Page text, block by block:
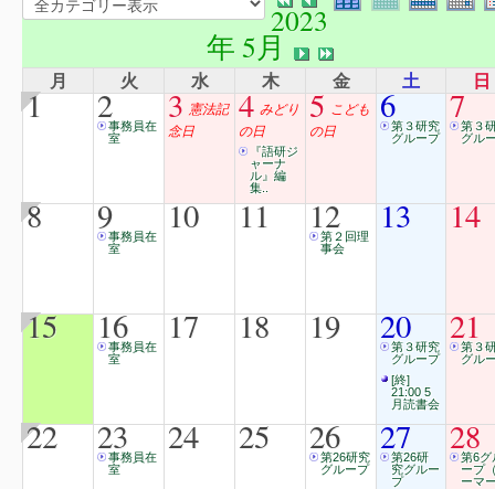
2023
年 5月
月 火 水 木 金 土 日
1 2事務員在
室
3 憲法記
念日
4 みどり
の日
『語研ジ
ャーナ
ル』編
集..
5 こども
の日
6第３研究
グループ
7第３
グル
8 9事務員在
室
10 11 12
第２回理
事会
13 14
15 16
事務員在
室
17 18 19 20
第３研究
グループ
[終]
21:00 5
月読書会
21
第３
グル
22 23
事務員在
室
24 25 26
第26研究
グループ
27
第26研
究グルー
プ
28
第6グ
ープ
ーマ